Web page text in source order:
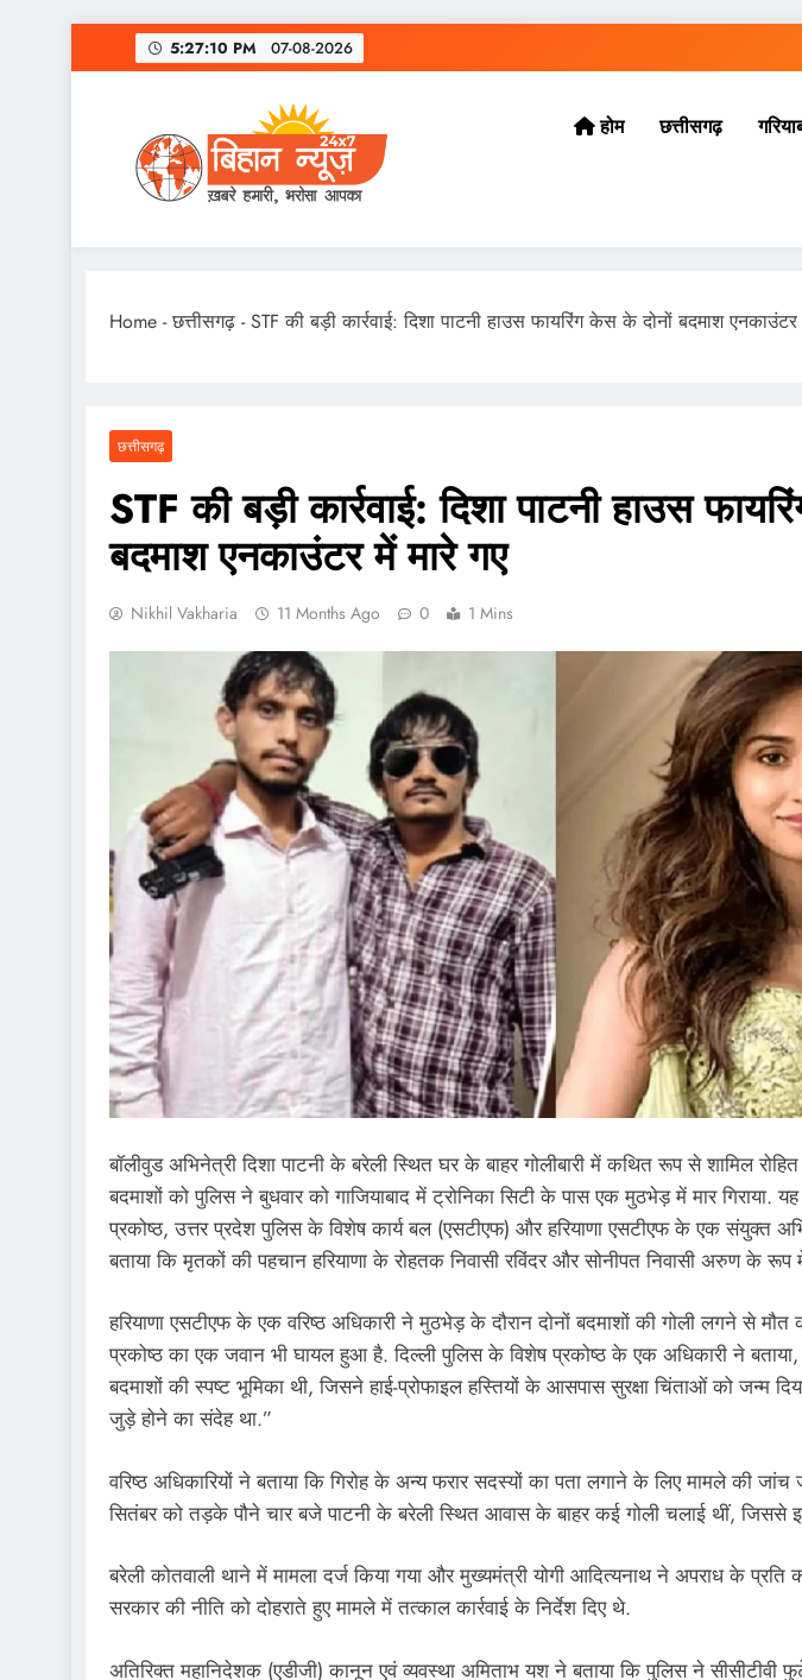
to
5:27:11 PM 07-08-2026
होम छत्तीसगढ़
Home -छत्तीसगढ़ -STF की बड़ी कार्रवाई: दिशा पाटनी हाउस फायरिंग केस के दोनों बदमाश
छत्तीसगढ़
STF की बड़ी कार्रवाई: दिशा पाटनी हाउस
बदमाश एनकाउंटर में मारे गए
Nikhil Vakharia 11 Months Ago 0 1 Mins
बॉलीवुड अभिनेत्री दिशा पाटनी के बरेली स्थित घर के बाहर गोलीबारी में कथित रूप से शामिल रोहित
बदमाशों को पुलिस ने बुधवार को गाजियाबाद में ट्रोनिका सिटी के पास एक मुठभेड़ में मार गिराया.
प्रकोष्ठ, उत्तर प्रदेश पुलिस के विशेष कार्य बल (एसटीएफ) और हरियाणा एसटीएफ के एक संयुक्त
बताया कि मृतकों की पहचान हरियाणा के रोहतक निवासी रविंदर और सोनीपत निवासी अरुण के रूप
हरियाणा एसटीएफ के एक वरिष्ठ अधिकारी ने मुठभेड़ के दौरान दोनों बदमाशों की गोली लगने से मौत
प्रकोष्ठ का एक जवान भी घायल हुआ है. दिल्ली पुलिस के विशेष प्रकोष्ठ के एक अधिकारी ने बताया,
बदमाशों की स्पष्ट भूमिका थी, जिसने हाई-प्रोफाइल हस्तियों के आसपास सुरक्षा चिंताओं को जन्म
जुड़े होने का संदेह था.”
वरिष्ठ अधिकारियों ने बताया कि गिरोह के अन्य फरार सदस्यों का पता लगाने के लिए मामले की जांच
सितंबर को तड़के पौने चार बजे पाटनी के बरेली स्थित आवास के बाहर कई गोली चलाई थीं,
बरेली कोतवाली थाने में मामला दर्ज किया गया और मुख्यमंत्री योगी आदित्यनाथ ने अपराध के प्रति
सरकार की नीति को दोहराते हुए मामले में तत्काल कार्रवाई के निर्देश दिए थे.
अतिरिक्त महानिदेशक (एडीजी) कानून एवं व्यवस्था अमिताभ यश ने बताया कि पुलिस ने सीसीटीवी